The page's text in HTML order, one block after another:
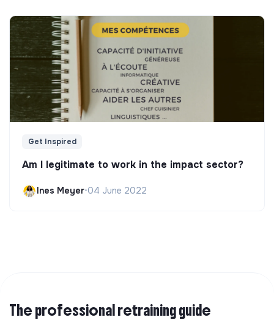
Get Inspired
Am I legitimate to work in the impact sector?
Ines Meyer•04 June 2022
The professional retraining guide